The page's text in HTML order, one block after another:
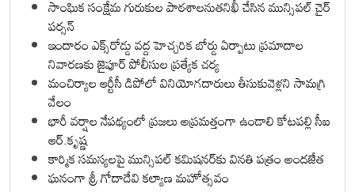
సాంఘిక సంక్షేమ గురుకుల పాఠశాలనుతనిఖీ చేసిన మున్సిపల్ చైర్
పర్సన్
ఇందారం ఎక్స్‌రోడ్డు వద్ద హెచ్చరిక బోర్డు ఏర్పాటు ప్రమాదాల
నివారణకు జైపూర్ పోలీసుల ప్రత్యేక చర్య
మంచిర్యాల ఆర్టీసీ డిపోలో వినియోగదారులు తీసుకువెళ్లని సామగ్రి
వేలం
భారీ వర్షాల నేపథ్యంలో ప్రజలు అప్రమత్తంగా ఉండాలి కోటపల్లి సీఐ
ఆర్.కృష్ణ
కార్మిక సమస్యలపై మున్సిపల్ కమిషనర్‌కు వినతి పత్రం అందజేత
ఘనంగా శ్రీ గోదాదేవి కల్యాణ మహోత్సవం